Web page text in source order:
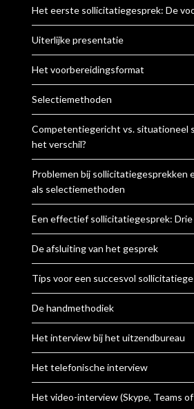
Het eerste sollicitatiegesprek: De
Uiterlijke presentatie
Het voorbereidingsformat
Selectiemethoden
Competentiegericht vs. situationeel
het verschil?
Problemen bij sollicitatiegesprekken
als selectiemethoden
Een effectief sollicitatiegesprek: Drie
De afsluiting van het gesprek
Tips voor een succesvol
De handmethodiek
Het interview bij het uitzendbureau
Het telefonische interview
Het video-interview (Skype, Teams